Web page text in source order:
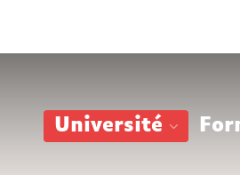
Université